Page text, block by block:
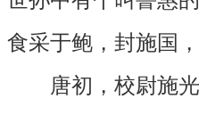
食采于鲍，封施国
唐初，校尉施光